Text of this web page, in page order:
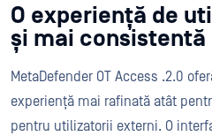
O experiență de
și mai consistentă
MetaDefender OT Access .2.0
experiență mai rafinată atât
pentru utilizatorii externi. O